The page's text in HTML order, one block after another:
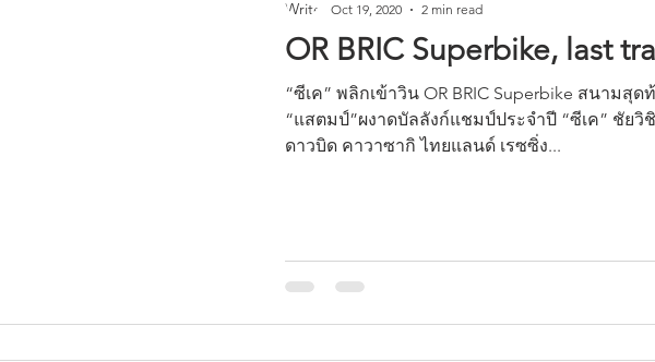
OR BRIC Superbike, last
“ซีเค” พลิกเข้าวิน OR BRIC Superbike สนามสุด
“แสตมป์”ผงาดบัลลังก์แชมป์ประจำปี “ซีเค” ชัยวิ
ดาวบิด คาวาซากิ ไทยแลนด์ เรซซิ่ง...
Oct 19, 2020
2 min read